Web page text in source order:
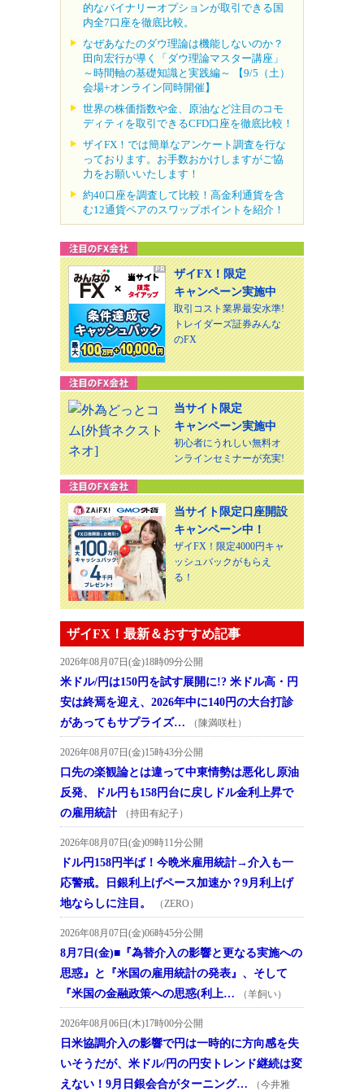
的なバイナリーオプションが取引できる国
内全7口座を徹底比較。
なぜあなたのダウ理論は機能しないのか？
田向宏行が導く「ダウ理論マスター講座」
～時間軸の基礎知識と実践編～ 【9/5（土）
会場+オンライン同時開催】
世界の株価指数や金、原油など注目のコモ
ディティを取引できるCFD口座を徹底比較！
ザイFX！では簡単なアンケート調査を行な
っております。お手数おかけしますがご協
力をお願いいたします！
約40口座を調査して比較！高金利通貨を含
む12通貨ペアのスワップポイントを紹介！
ザイFX！限定
キャンペーン実施中
取引コスト業界最安水準!
トレイダーズ証券みんな
のFX
当サイト限定
キャンペーン実施中
初心者にうれしい無料オ
ンラインセミナーが充実!
当サイト限定口座開設
キャンペーン中！
ザイFX！限定4000円キャ
ッシュバックがもらえ
る！
ザイFX！最新＆おすすめ記事
2026年08月07日(金)18時09分公開
米ドル/円は150円を試す展開に!? 米ドル高・円
安は終焉を迎え、2026年中に140円の大台打診
があってもサプライズ…
（陳満咲杜）
2026年08月07日(金)15時43分公開
口先の楽観論とは違って中東情勢は悪化し原油
反発、ドル円も158円台に戻しドル金利上昇で
の雇用統計
（持田有紀子）
2026年08月07日(金)09時11分公開
ドル円158円半ば！今晩米雇用統計→介入も一
応警戒。日銀利上げペース加速か？9月利上げ
地ならしに注目。
（ZERO）
2026年08月07日(金)06時45分公開
8月7日(金)■『為替介入の影響と更なる実施への
思惑』と『米国の雇用統計の発表』、そして
『米国の金融政策への思惑(利上…
（羊飼い）
2026年08月06日(木)17時00分公開
日米協調介入の影響で円は一時的に方向感を失
いそうだが、米ドル/円の円安トレンド継続は変
えない！9月日銀会合がターニング…
（今井雅